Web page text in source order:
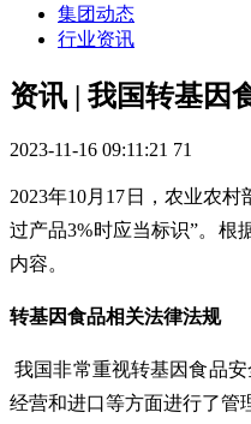
集团动态
行业资讯
资讯 | 我国转基因
2023-11-16 09:11:21 71
2023年10月17日，农业农
过产品3%时应当标识”。根
内容。
转基因食品相关法律法规
我国非常重视转基因食品
经营和进口等方面进行了管